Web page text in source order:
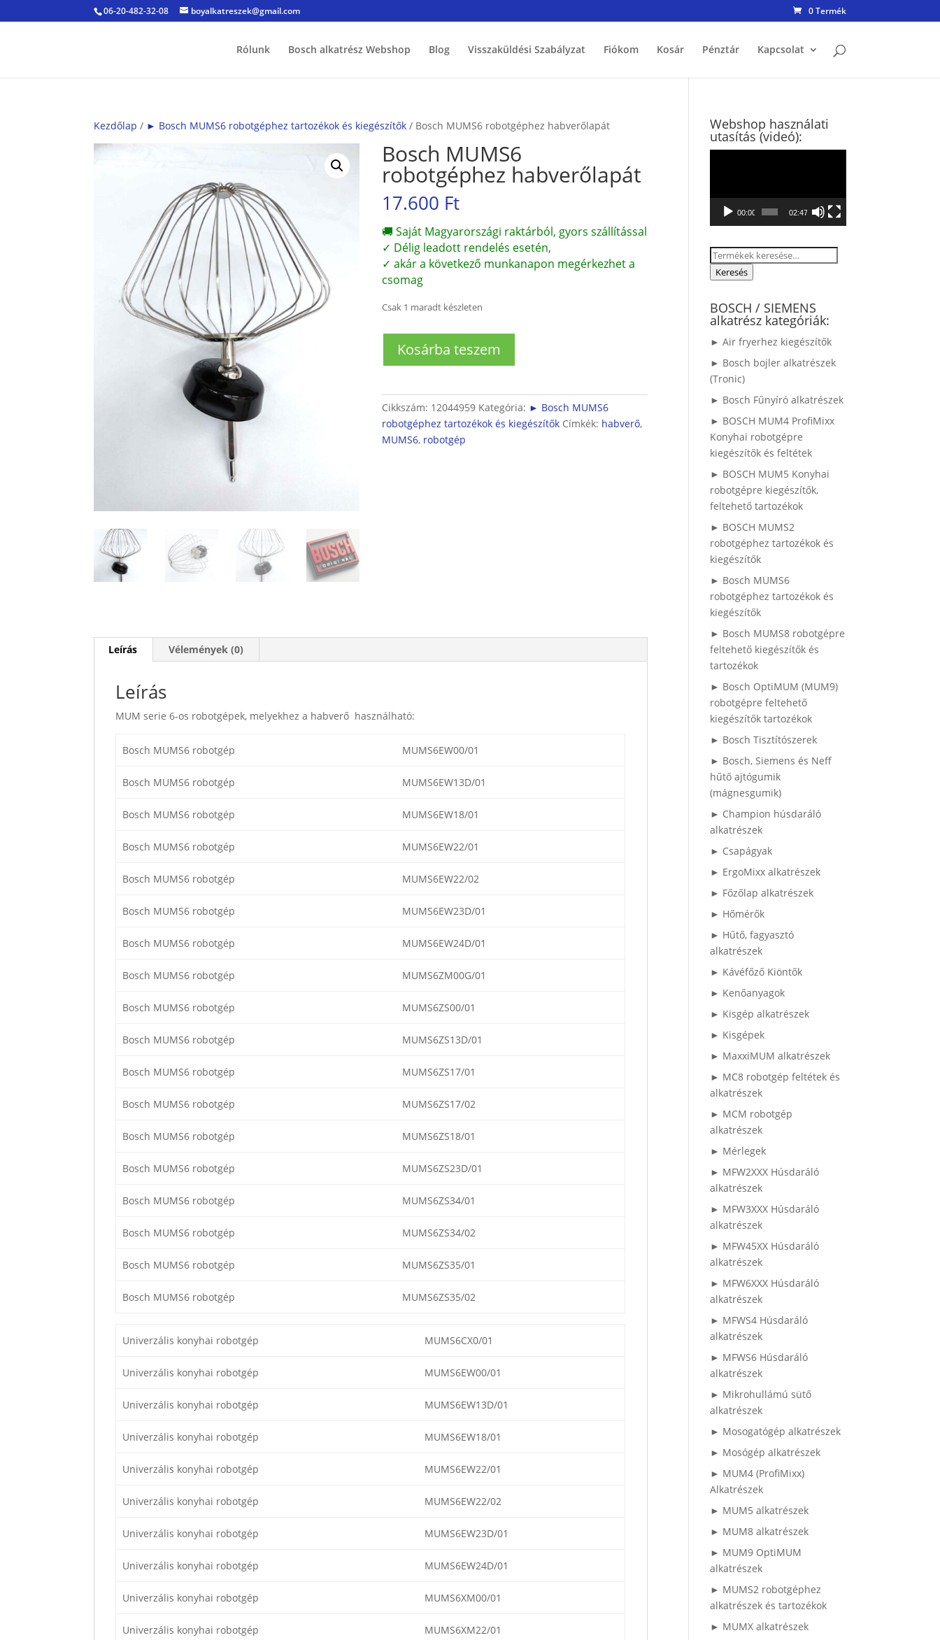
06-20-482-32-08 boyalkatreszek@gmail.com 0 Termék
Rólunk Bosch alkatrész Webshop Blog Visszaküldési Szabályzat Fiókom Kosár Pénztár Kapcsolat
Kezdőlap / ► Bosch MUMS6 robotgéphez tartozékok és kiegészítők / Bosch MUMS6 robotgéphez habverőlapát
Bosch MUMS6
robotgéphez habverőlapát
17.600 Ft
🚚 Saját Magyarországi raktárból, gyors szállítással
✓ Délig leadott rendelés esetén,
✓ akár a következő munkanapon megérkezhet a
csomag
Csak 1 maradt készleten
MUMS6
mennyiség
Kosárba teszem
Cikkszám: 12044959 Kategória: ► Bosch MUMS6
robotgéphez tartozékok és kiegészítők Címkék: habverő,
MUMS6, robotgép
Leírás Vélemények (0)
Leírás
MUM serie 6-os robotgépek, melyekhez a habverő használható:
Bosch MUMS6 robotgép MUMS6EW00/01
Bosch MUMS6 robotgép MUMS6EW13D/01
Bosch MUMS6 robotgép MUMS6EW18/01
Bosch MUMS6 robotgép MUMS6EW22/01
Bosch MUMS6 robotgép MUMS6EW22/02
Bosch MUMS6 robotgép MUMS6EW23D/01
Bosch MUMS6 robotgép MUMS6EW24D/01
Bosch MUMS6 robotgép MUMS6ZM00G/01
Bosch MUMS6 robotgép MUMS6ZS00/01
Bosch MUMS6 robotgép MUMS6ZS13D/01
Bosch MUMS6 robotgép MUMS6ZS17/01
Bosch MUMS6 robotgép MUMS6ZS17/02
Bosch MUMS6 robotgép MUMS6ZS18/01
Bosch MUMS6 robotgép MUMS6ZS23D/01
Bosch MUMS6 robotgép MUMS6ZS34/01
Bosch MUMS6 robotgép MUMS6ZS34/02
Bosch MUMS6 robotgép MUMS6ZS35/01
Bosch MUMS6 robotgép MUMS6ZS35/02
Univerzális konyhai robotgép MUMS6CX0/01
Univerzális konyhai robotgép MUMS6EW00/01
Univerzális konyhai robotgép MUMS6EW13D/01
Univerzális konyhai robotgép MUMS6EW18/01
Univerzális konyhai robotgép MUMS6EW22/01
Univerzális konyhai robotgép MUMS6EW22/02
Univerzális konyhai robotgép MUMS6EW23D/01
Univerzális konyhai robotgép MUMS6EW24D/01
Univerzális konyhai robotgép MUMS6XM00/01
Univerzális konyhai robotgép MUMS6XM22/01
Webshop használati
utasítás (videó):
00:00 02:47
Keresés
Keresés
BOSCH / SIEMENS
alkatrész kategóriák:
► Air fryerhez kiegészítők
► Bosch bojler alkatrészek
(Tronic)
► Bosch Fűnyíró alkatrészek
► BOSCH MUM4 ProfiMixx
Konyhai robotgépre
kiegészítők és feltétek
► BOSCH MUM5 Konyhai
robotgépre kiegészítők,
feltehető tartozékok
► BOSCH MUMS2
robotgéphez tartozékok és
kiegészítők
► Bosch MUMS6
robotgéphez tartozékok és
kiegészítők
► Bosch MUMS8 robotgépre
feltehető kiegészítők és
tartozékok
► Bosch OptiMUM (MUM9)
robotgépre feltehető
kiegészítők tartozékok
► Bosch Tisztítószerek
► Bosch, Siemens és Neff
hűtő ajtógumik
(mágnesgumik)
► Champion húsdaráló
alkatrészek
► Csapágyak
► ErgoMixx alkatrészek
► Főzőlap alkatrészek
► Hőmérők
► Hűtő, fagyasztó
alkatrészek
► Kávéfőző Kiöntők
► Kenőanyagok
► Kisgép alkatrészek
► Kisgépek
► MaxxiMUM alkatrészek
► MC8 robotgép feltétek és
alkatrészek
► MCM robotgép
alkatrészek
► Mérlegek
► MFW2XXX Húsdaráló
alkatrészek
► MFW3XXX Húsdaráló
alkatrészek
► MFW45XX Húsdaráló
alkatrészek
► MFW6XXX Húsdaráló
alkatrészek
► MFWS4 Húsdaráló
alkatrészek
► MFWS6 Húsdaráló
alkatrészek
► Mikrohullámú sütő
alkatrészek
► Mosogatógép alkatrészek
► Mosógép alkatrészek
► MUM4 (ProfiMixx)
Alkatrészek
► MUM5 alkatrészek
► MUM8 alkatrészek
► MUM9 OptiMUM
alkatrészek
► MUMS2 robotgéphez
alkatrészek és tartozékok
► MUMX alkatrészek